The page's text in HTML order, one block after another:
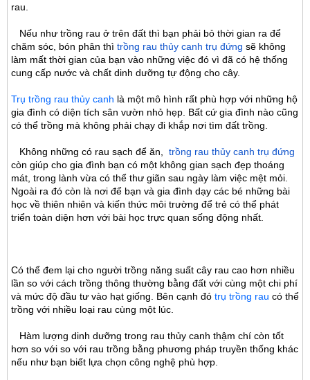
rau.
Nếu như trồng rau ở trên đất thì bạn phải bỏ thời gian ra để
chăm sóc, bón phân thì trồng rau thủy canh trụ đứng sẽ không
làm mất thời gian của bạn vào những việc đó vì đã có hệ thống
cung cấp nước và chất dinh dưỡng tự động cho cây.
Trụ trồng rau thủy canh là một mô hình rất phù hợp với những hộ
gia đình có diện tích sân vườn nhỏ hẹp. Bất cứ gia đình nào cũng
có thể trồng mà không phải chạy đi khắp nơi tìm đất trồng.
Không những có rau sạch để ăn,
trồng rau thủy canh trụ đứng
còn giúp cho gia đình bạn có một không gian sạch đẹp thoáng
mát, trong lành vừa có thể thư giãn sau ngày làm việc mệt mỏi.
Ngoài ra đó còn là nơi để bạn và gia đình dạy các bé những bài
học về thiên nhiên và kiến thức môi trường để trẻ có thể phát
triển toàn diện hơn với bài học trực quan sống động nhất.
Có thể đem lại cho người trồng năng suất cây rau cao hơn nhiều
lần so với cách trồng thông thường bằng đất với cùng một chi phí
và mức độ đầu tư vào hạt giống. Bên cạnh đó trụ trồng rau có thể
trồng với nhiều loại rau cùng một lúc.
Hàm lượng dinh dưỡng trong rau thủy canh thậm chí còn tốt
hơn so với so với rau trồng bằng phương pháp truyền thống khác
nếu như bạn biết lựa chọn công nghệ phù hợp.